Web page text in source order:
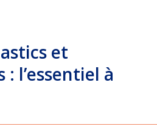
et
l’essentiel à